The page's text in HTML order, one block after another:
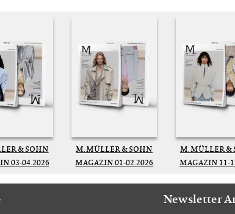
& SOHN
03-04.2026
M. MÜLLER & SOHN
MAGAZIN 01-02.2026
M. MÜLLER &
MAGAZIN 11-
Newsletter